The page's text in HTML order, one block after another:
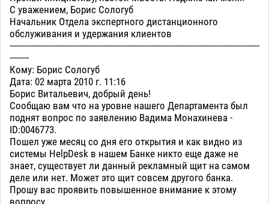
С уважением, Борис Сологуб
Начальник Отдела экспертного дистанционного
обслуживания и удержания клиентов
--------------------------------------------------------------------------------------------------------
--------
Кому: Борис Сологуб
Дата: 02 марта 2010 г. 11:16
Борис Витальевич, добрый день!
Сообщаю вам что на уровне нашего Департамента был
поднят вопрос по заявлению Вадима Монахинева -
ID:0046773.
Пошел уже месяц со дня его открытия и как видно из
системы HelpDesk в нашем Банке никто еще даже не
знает, существует ли данный рекламный щит на самом
деле или нет. Может это щит совсем другого банка.
Прошу вас проявить повышенное внимание к этому